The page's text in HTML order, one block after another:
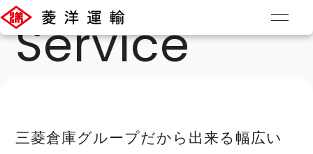
事業内 容
Service
三菱倉庫グループだから出来る幅広い